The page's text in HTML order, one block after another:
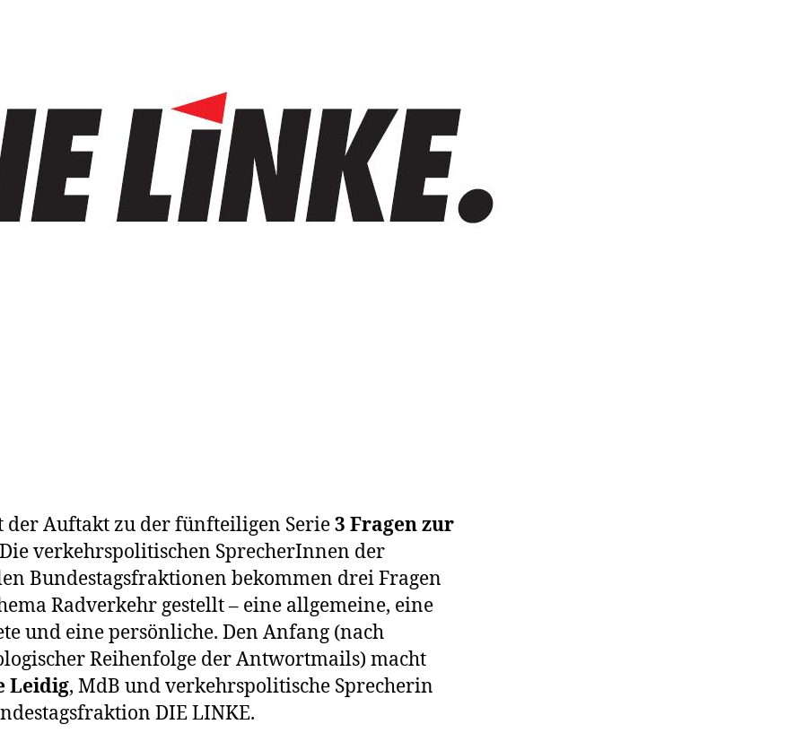
der Auftakt zu der fünfteiligen Serie3 Fragen zur
verkehrspolitischen SprecherInnen der
Bundestagsfraktionen bekommen drei Fragen
Radverkehr gestellt – eine allgemeine, eine
und eine persönliche. Den Anfang (nach
Reihenfolge der Antwortmails) macht
Leidig, MdB und verkehrspolitische Sprecherin
DIE LINKE.